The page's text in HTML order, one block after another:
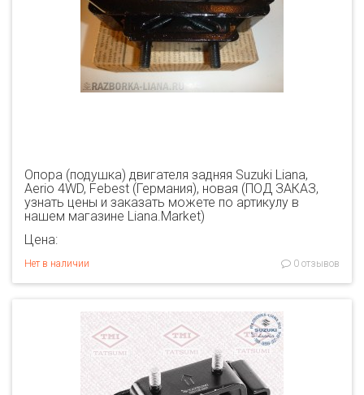
Опора (подушка) двигателя задняя Suzuki Liana,
Aerio 4WD, Febest (Германия), новая (ПОД ЗАКАЗ,
узнать цены и заказать можете по артикулу в
нашем магазине Liana.Market)
Цена:
Нет в наличии 0 отзывов